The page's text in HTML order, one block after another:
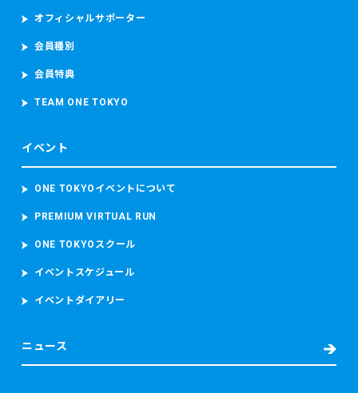
加者本人であることを確認するため参加者の顔写真を撮影
映像（参加者の容貌が写り込むことがあります。）を撮影
し、これらを取り扱います。
真、カメラ映像、本大会記録並び本大会中の中途記録及び推
参加者の顔写真を撮影し、本大会中におけるコースの安全管
理のために監視カメラ映像（参加者の容貌が写り込むことが
あります。）を撮影し、これらを取り扱います。
・救護又は病院への搬送が必要となった場合
療中の病気、現在服用中の薬、アレルギー、傷病名、症状、
発生場所、処置の内容（もしあれば）等の必要な情報を取得
また、病院へ搬送された場合には、当財団は、補償を含む事
及び改善のため、傷病名、症状経過、治療経過及び現在の処
方について当該病院から取得します。
オフィシャルサポーター
会員種別
会員特典
TEAM ONE TOKYO
イベント
ONE TOKYOイベントについて
PREMIUM VIRTUAL RUN
ONE TOKYOスクール
イベントスケジュール
イベントダイアリー
ニュース